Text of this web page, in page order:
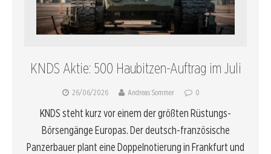
KNDS Aktie: 500 Haubitzen-Auftrag im Juli
26/06/2026 Andreas Sommer 0
KNDS steht kurz vor einem der größten Rüstungs-
Börsengänge Europas. Der deutsch-französische
Panzerbauer plant eine Doppelnotierung in Frankfurt und